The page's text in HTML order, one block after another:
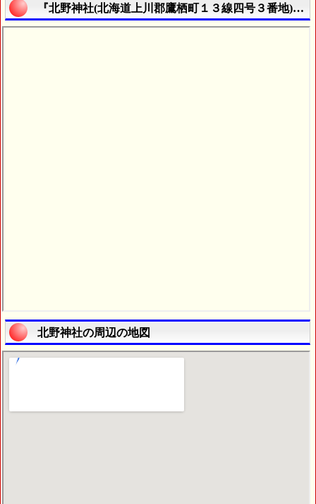
『北野神社(北海道上川郡鷹栖町１３線四号３番地)』の航空写真
北野神社の周辺の地図